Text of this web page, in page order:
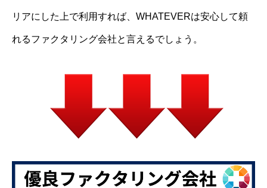
リアにした上で利用すれば、WHATEVERは安心して頼
れるファクタリング会社と言えるでしょう。